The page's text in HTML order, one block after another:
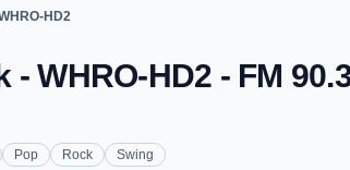
HD2
WHRO-HD2 - FM
Pop Rock Swing